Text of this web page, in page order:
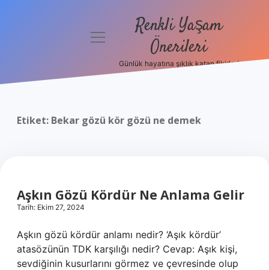
Politikası
menüyü
Renkli Yaşam
Önerileri
Günlük hayatına şıklık katan fikirler!
Etiket: Bekar gözü kör gözü ne demek
Aşkın Gözü Kördür Ne Anlama Gelir
Tarih: Ekim 27, 2024
Aşkın gözü kördür anlamı nedir? ‘Aşık kördür’
atasözünün TDK karşılığı nedir? Cevap: Aşık kişi,
sevdiğinin kusurlarını görmez ve çevresinde olup